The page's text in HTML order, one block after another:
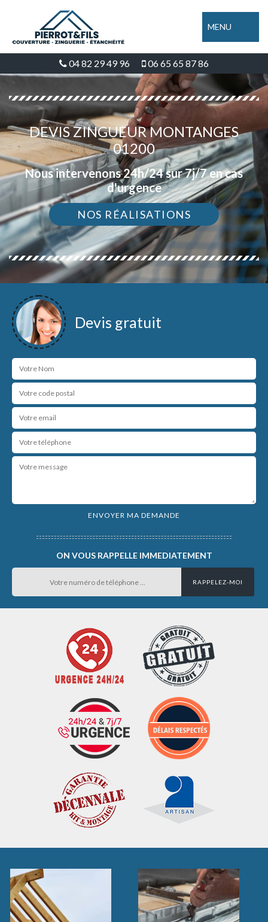
MENU
04 82 29 49 96 06 65 65 87 86
DEVIS ZINGUEUR MONTANGES
01200
Nous intervenons 24h/24 sur 7j/7 en cas
d'urgence
NOS RÉALISATIONS
Devis gratuit
ON VOUS RAPPELLE IMMEDIATEMENT